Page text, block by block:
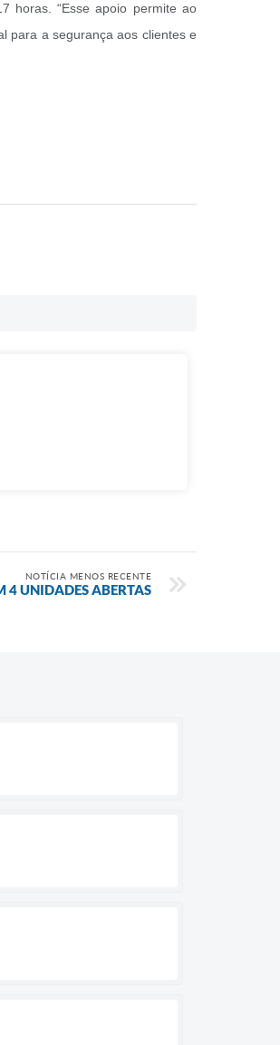
horas. “Esse apoio permite ao
para a segurança aos clientes e
NOTÍCIA MENOS RECENTE
4 UNIDADES ABERTAS